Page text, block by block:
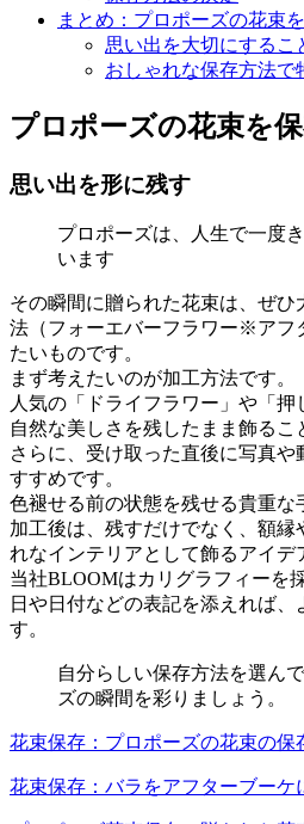
まとめ：プロポーズの花束
思い出を大切にするこ
おしゃれな保存方法で
プロポーズの花束を
思い出を形に残す
プロポーズは、人生で一度
います
その瞬間に贈られた花束は、ぜ
法（フォーエバーフラワー※アフ
たいものです。
まず考えたいのが加工方法です。
人気の「ドライフラワー」や「押
自然な美しさを残したまま飾るこ
さらに、受け取った直後に写真
すすめです。
色褪せる前の状態を残せる貴重な
加工後は、残すだけでなく、額縁
れなインテリアとして飾るアイデ
当社BLOOMはカリグラフィーを
日や日付などの表記を添えれば、
す。
自分らしい保存方法を選ん
ズの瞬間を彩りましょう。
花束保存：プロポーズの花束の保
花束保存：バラをアフターブーケ